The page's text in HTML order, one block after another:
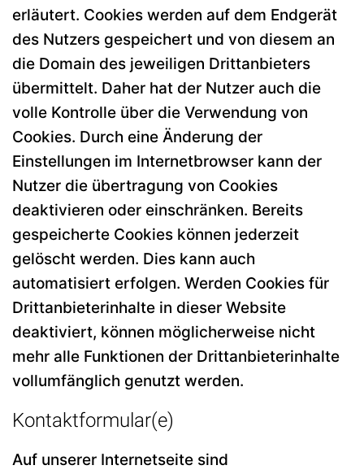
erläutert. Cookies werden auf dem Endgerät
des Nutzers gespeichert und von diesem an
die Domain des jeweiligen Drittanbieters
übermittelt. Daher hat der Nutzer auch die
volle Kontrolle über die Verwendung von
Cookies. Durch eine Änderung der
Einstellungen im Internetbrowser kann der
Nutzer die übertragung von Cookies
deaktivieren oder einschränken. Bereits
gespeicherte Cookies können jederzeit
gelöscht werden. Dies kann auch
automatisiert erfolgen. Werden Cookies für
Drittanbieterinhalte in dieser Website
deaktiviert, können möglicherweise nicht
mehr alle Funktionen der Drittanbieterinhalte
vollumfänglich genutzt werden.
Kontaktformular(e)
Auf unserer Internetseite sind